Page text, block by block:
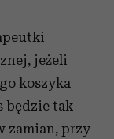
jeżeli
koszyka
będzie tak
zamian, przy